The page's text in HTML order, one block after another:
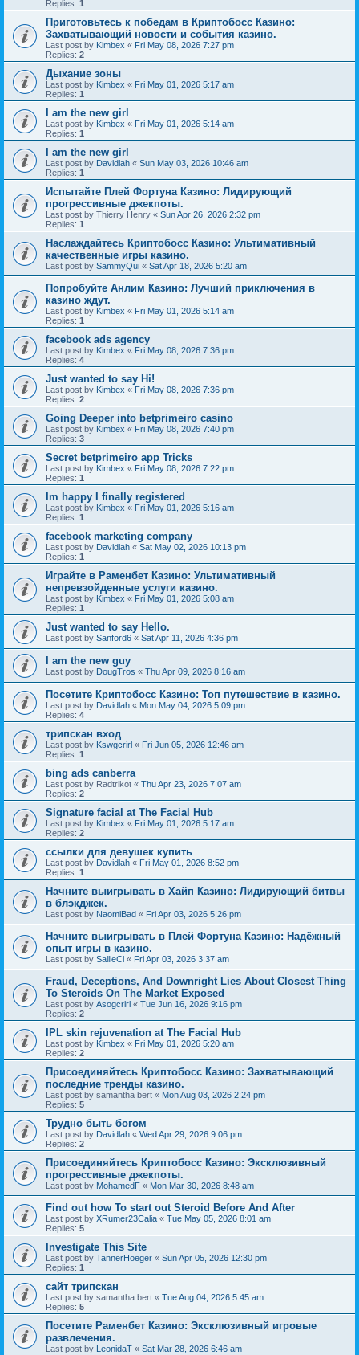
Replies: 1
Приготовьтесь к победам в Криптобосс Казино:
Захватывающий новости и события казино.
Last post by Kimbex « Fri May 08, 2026 7:27 pm
Replies: 2
Дыхание зоны
Last post by Kimbex « Fri May 01, 2026 5:17 am
Replies: 1
I am the new girl
Last post by Kimbex « Fri May 01, 2026 5:14 am
Replies: 1
I am the new girl
Last post by Davidlah « Sun May 03, 2026 10:46 am
Replies: 1
Испытайте Плей Фортуна Казино: Лидирующий
прогрессивные джекпоты.
Last post by Thierry Henry « Sun Apr 26, 2026 2:32 pm
Replies: 1
Наслаждайтесь Криптобосс Казино: Ультимативный
качественные игры казино.
Last post by SammyQui « Sat Apr 18, 2026 5:20 am
Попробуйте Анлим Казино: Лучший приключения в
казино ждут.
Last post by Kimbex « Fri May 01, 2026 5:14 am
Replies: 1
facebook ads agency
Last post by Kimbex « Fri May 08, 2026 7:36 pm
Replies: 4
Just wanted to say Hi!
Last post by Kimbex « Fri May 08, 2026 7:36 pm
Replies: 2
Going Deeper into betprimeiro casino
Last post by Kimbex « Fri May 08, 2026 7:40 pm
Replies: 3
Secret betprimeiro app Tricks
Last post by Kimbex « Fri May 08, 2026 7:22 pm
Replies: 1
Im happy I finally registered
Last post by Kimbex « Fri May 01, 2026 5:16 am
Replies: 1
facebook marketing company
Last post by Davidlah « Sat May 02, 2026 10:13 pm
Replies: 1
Играйте в Раменбет Казино: Ультимативный
непревзойденные услуги казино.
Last post by Kimbex « Fri May 01, 2026 5:08 am
Replies: 1
Just wanted to say Hello.
Last post by Sanford6 « Sat Apr 11, 2026 4:36 pm
I am the new guy
Last post by DougTros « Thu Apr 09, 2026 8:16 am
Посетите Криптобосс Казино: Топ путешествие в казино.
Last post by Davidlah « Mon May 04, 2026 5:09 pm
Replies: 4
трипскан вход
Last post by Kswgcrirl « Fri Jun 05, 2026 12:46 am
Replies: 1
bing ads canberra
Last post by Radtrikot « Thu Apr 23, 2026 7:07 am
Replies: 2
Signature facial at The Facial Hub
Last post by Kimbex « Fri May 01, 2026 5:17 am
Replies: 2
ссылки для девушек купить
Last post by Davidlah « Fri May 01, 2026 8:52 pm
Replies: 1
Начните выигрывать в Хайп Казино: Лидирующий битвы
в блэкджек.
Last post by NaomiBad « Fri Apr 03, 2026 5:26 pm
Начните выигрывать в Плей Фортуна Казино: Надёжный
опыт игры в казино.
Last post by SallieCl « Fri Apr 03, 2026 3:37 am
Fraud, Deceptions, And Downright Lies About Closest Thing
To Steroids On The Market Exposed
Last post by Asogcrirl « Tue Jun 16, 2026 9:16 pm
Replies: 2
IPL skin rejuvenation at The Facial Hub
Last post by Kimbex « Fri May 01, 2026 5:20 am
Replies: 2
Присоединяйтесь Криптобосс Казино: Захватывающий
последние тренды казино.
Last post by samantha bert « Mon Aug 03, 2026 2:24 pm
Replies: 5
Трудно быть богом
Last post by Davidlah « Wed Apr 29, 2026 9:06 pm
Replies: 2
Присоединяйтесь Криптобосс Казино: Эксклюзивный
прогрессивные джекпоты.
Last post by MohamedF « Mon Mar 30, 2026 8:48 am
Find out how To start out Steroid Before And After
Last post by XRumer23Calia « Tue May 05, 2026 8:01 am
Replies: 5
Investigate This Site
Last post by TannerHoeger « Sun Apr 05, 2026 12:30 pm
Replies: 1
сайт трипскан
Last post by samantha bert « Tue Aug 04, 2026 5:45 am
Replies: 5
Посетите Раменбет Казино: Эксклюзивный игровые
развлечения.
Last post by LeonidaT « Sat Mar 28, 2026 6:46 am